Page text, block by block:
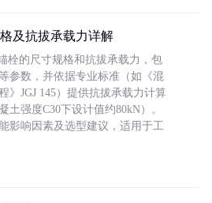
及抗拔承载力详解
栓的尺寸规格和抗拔承载力，包
参数，并依据专业标准（如《混
》JGJ 145）提供抗拔承载力计算
土强度C30下设计值约80kN）。
影响因素及选型建议，适用于工